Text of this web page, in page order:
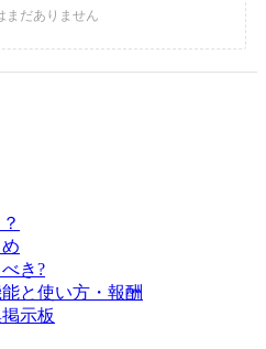
き?
と使い方・報酬
示板